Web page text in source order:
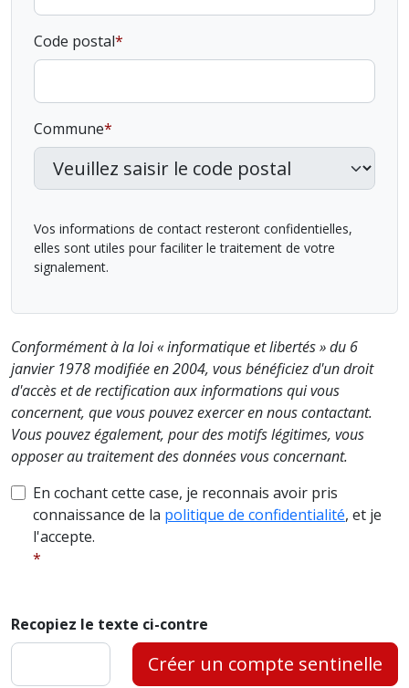
Code postal
Commune
Vos informations de contact resteront confidentielles,
elles sont utiles pour faciliter le traitement de votre
signalement.
Conformément à la loi « informatique et libertés » du 6
janvier 1978 modifiée en 2004, vous bénéficiez d'un droit
d'accès et de rectification aux informations qui vous
concernent, que vous pouvez exercer en nous contactant.
Vous pouvez également, pour des motifs légitimes, vous
opposer au traitement des données vous concernant.
En cochant cette case, je reconnais avoir pris
connaissance de la politique de confidentialité, et je
l'accepte.
Recopiez le texte ci-contre
Créer un compte sentinelle